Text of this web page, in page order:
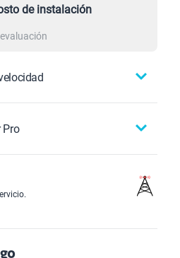
de instalación
Pro